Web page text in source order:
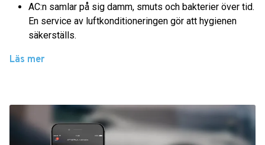
AC:n samlar på sig damm, smuts och bakterier över tid.
En service av luftkonditioneringen gör att hygienen
säkerställs.
Läs mer